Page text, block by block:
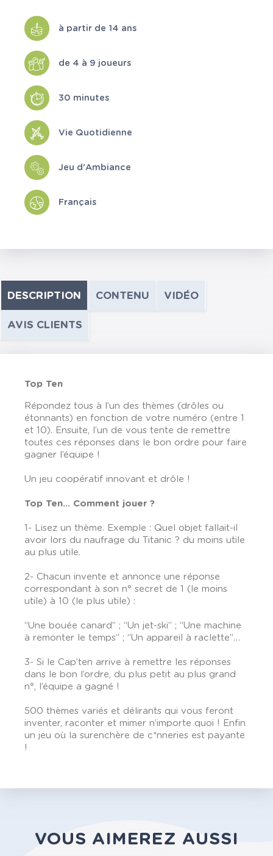
à partir de 14 ans
de 4 à 9 joueurs
30 minutes
Vie Quotidienne
Jeu d'Ambiance
Français
DESCRIPTION CONTENU VIDÉO
AVIS CLIENTS
Top Ten
Répondez tous à l’un des thèmes (drôles ou
étonnants) en fonction de votre numéro (entre 1
et 10). Ensuite, l’un de vous tente de remettre
toutes ces réponses dans le bon ordre pour faire
gagner l’équipe !
Un jeu coopératif innovant et drôle !
Top Ten... Comment jouer ?
1- Lisez un thème. Exemple : Quel objet fallait-il
avoir lors du naufrage du Titanic ? du moins utile
au plus utile.
2- Chacun invente et annonce une réponse
correspondant à son n° secret de 1 (le moins
utile) à 10 (le plus utile) :
“Une bouée canard” ; “Un jet-ski” ; “Une machine
à remonter le temps” ; “Un appareil à raclette”…
3- Si le Cap’ten arrive à remettre les réponses
dans le bon l’ordre, du plus petit au plus grand
n°, l’équipe a gagné !
500 thèmes variés et délirants qui vous feront
inventer, raconter et mimer n’importe quoi ! Enfin
un jeu où la surenchère de c*nneries est payante
!
VOUS AIMEREZ AUSSI